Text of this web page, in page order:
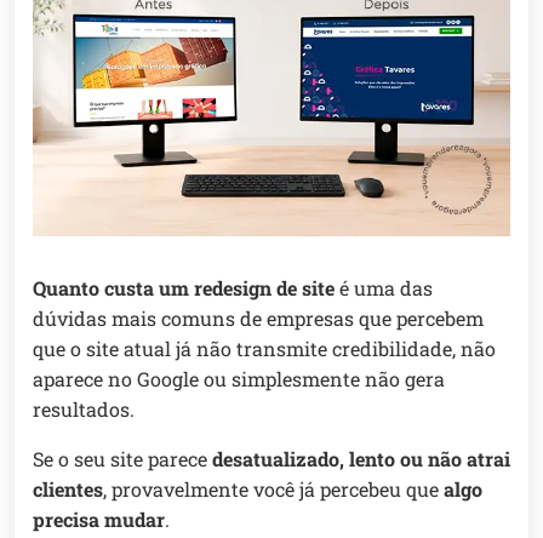
Quanto custa um redesign de siteé uma das
dúvidas mais comuns de empresas que percebem
que o site atual já não transmite credibilidade, não
aparece no Google ou simplesmente não gera
resultados.
Se o seu site parecedesatualizado, lento ou não atrai
clientes, provavelmente você já percebeu quealgo
precisa mudar.